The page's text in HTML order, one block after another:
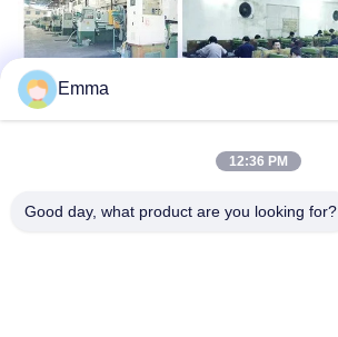
Emma
12:36 PM
Good day, what product are you looking for?